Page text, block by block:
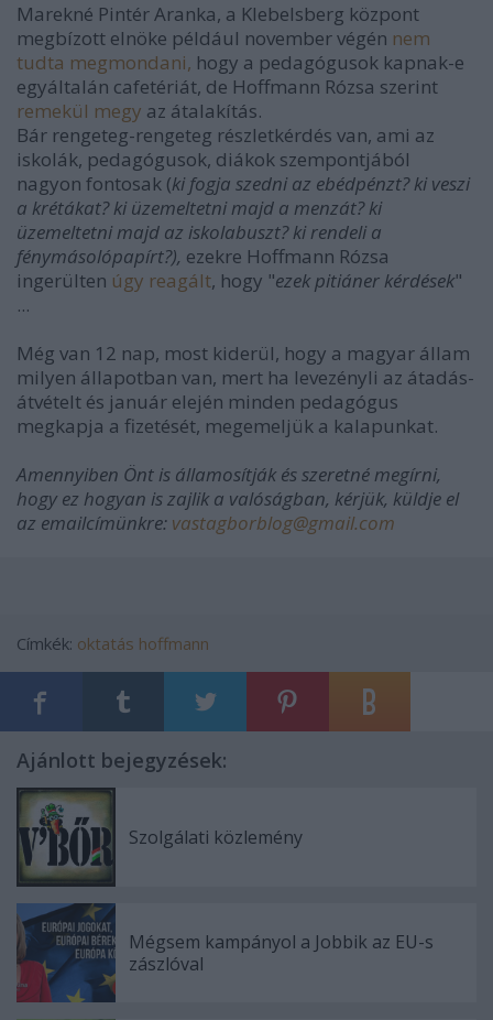
Marekné Pintér Aranka, a Klebelsberg központ
megbízott elnöke például november végén nem
tudta megmondani, hogy a pedagógusok kapnak-e
egyáltalán cafetériát, de Hoffmann Rózsa szerint
remekül megy az átalakítás.
Bár rengeteg-rengeteg részletkérdés van, ami az
iskolák, pedagógusok, diákok szempontjából
nagyon fontosak (ki fogja szedni az ebédpénzt? ki veszi
a krétákat? ki üzemeltetni majd a menzát? ki
üzemeltetni majd az iskolabuszt? ki rendeli a
fénymásolópapírt?), ezekre Hoffmann Rózsa
ingerülten úgy reagált, hogy "ezek pitiáner kérdések"
...
Még van 12 nap, most kiderül, hogy a magyar állam
milyen állapotban van, mert ha levezényli az átadás-
átvételt és január elején minden pedagógus
megkapja a fizetését, megemeljük a kalapunkat.
Amennyiben Önt is államosítják és szeretné megírni,
hogy ez hogyan is zajlik a valóságban, kérjük, küldje el
az emailcímünkre: vastagborblog@gmail.com
Címkék: oktatás hoffmann
Ajánlott bejegyzések:
Szolgálati közlemény
Mégsem kampányol a Jobbik az EU-s
zászlóval